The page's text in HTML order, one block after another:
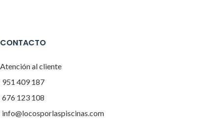
CONTACTO
Atención al cliente
951 409 187
676 123 108
info@locosporlaspiscinas.com